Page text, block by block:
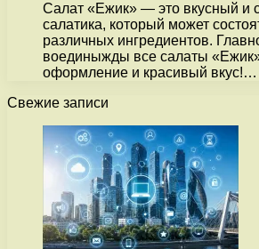
Салат «Ежик» — это вкусный и
салатика, который может
различных ингредиентов.
воединыжды все салаты
оформление и красивый вкус!…
Свежие записи